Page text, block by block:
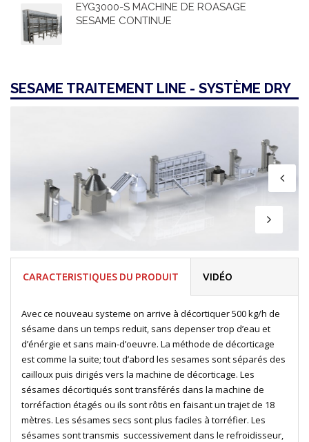
EYG3000-S MACHINE DE ROASAGE
SESAME CONTINUE
SESAME TRAITEMENT LINE - SYSTÈME DRY
CARACTERISTIQUES DU PRODUIT VIDÉO
Avec ce nouveau systeme on arrive à décortiquer 500 kg/h de
sésame dans un temps reduit, sans depenser trop d’eau et
d’énérgie et sans main-d’oeuvre. La méthode de décorticage
est comme la suite; tout d’abord les sesames sont séparés des
cailloux puis dirigés vers la machine de décorticage. Les
sésames décortiqués sont transférés dans la machine de
torréfaction étagés ou ils sont rôtis en faisant un trajet de 18
mètres. Les sésames secs sont plus faciles à torréfier. Les
sésames sont transmis successivement dans le refroidisseur,